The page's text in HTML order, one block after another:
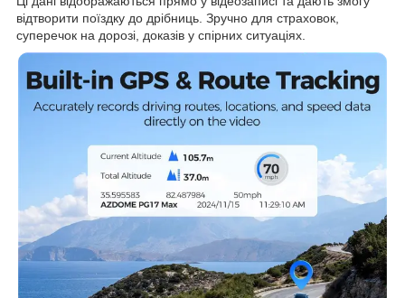
відтворити поїздку до дрібниць. Зручно для страховок,
суперечок на дорозі, доказів у спірних ситуаціях.